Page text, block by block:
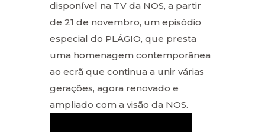
disponível na TV da NOS, a partir
de 21 de novembro, um episódio
especial do PLÁGIO, que presta
uma homenagem contemporânea
ao ecrã que continua a unir várias
gerações, agora renovado e
ampliado com a visão da NOS.